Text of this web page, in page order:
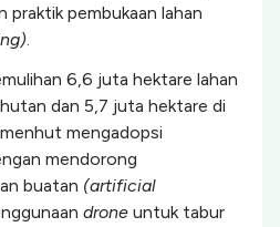
praktik pembukaan lahan
.
6,6 juta hektare lahan
dan 5,7 juta hektare di
mengadopsi
mendorong
buatan (artificial
drone untuk tabur